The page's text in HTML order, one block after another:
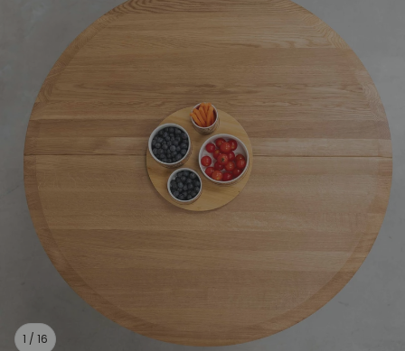
1 / 16